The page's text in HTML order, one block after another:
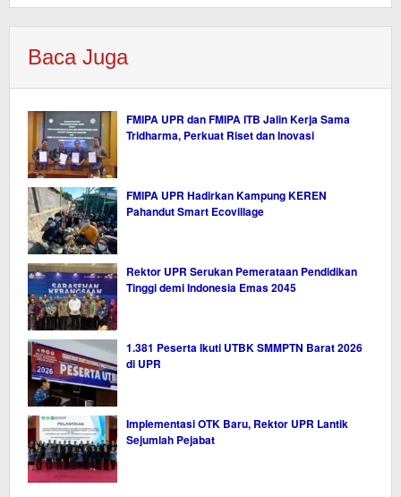
Baca Juga
FMIPA UPR dan FMIPA ITB Jalin Kerja Sama
Tridharma, Perkuat Riset dan Inovasi
FMIPA UPR Hadirkan Kampung KEREN
Pahandut Smart Ecovillage
Rektor UPR Serukan Pemerataan Pendidikan
Tinggi demi Indonesia Emas 2045
1.381 Peserta Ikuti UTBK SMMPTN Barat 2026
di UPR
Implementasi OTK Baru, Rektor UPR Lantik
Sejumlah Pejabat